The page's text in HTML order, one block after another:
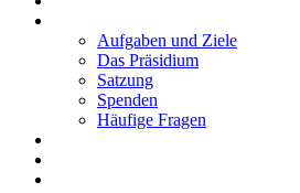
Aufgaben und Ziele
Das Präsidium
Satzung
Spenden
Häufige Fragen